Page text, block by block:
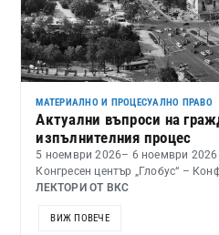
МАТЕРИАЛНО И ПРОЦЕСУАЛНО ПРАВО
Актуални въпроси на
изпълнителния процес
5 ноември 2026– 6 ноември 2026
Конгресен център „Глобус“ –
ЛЕКТОРИ ОТ ВКС
ВИЖ ПОВЕЧЕ